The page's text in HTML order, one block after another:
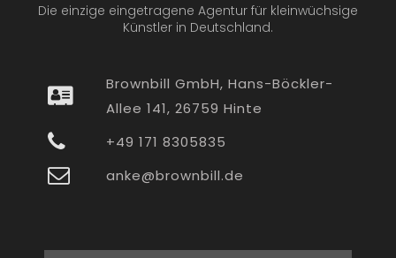
Die einzige eingetragene Agentur für kleinwüchsige
Künstler in Deutschland.
Brownbill GmbH, Hans-Böckler-
Allee 141, 26759 Hinte
+49 171 8305835
anke@brownbill.de